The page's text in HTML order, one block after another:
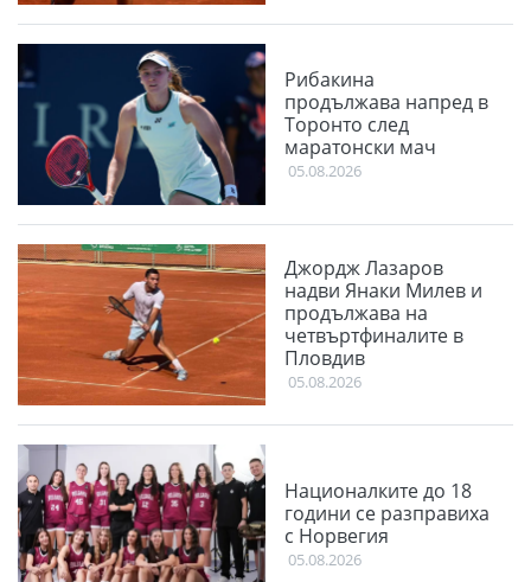
Рибакина
продължава напред в
Торонто след
маратонски мач
05.08.2026
Джордж Лазаров
надви Янаки Милев и
продължава на
четвъртфиналите в
Пловдив
05.08.2026
Националките до 18
години се разправиха
с Норвегия
05.08.2026